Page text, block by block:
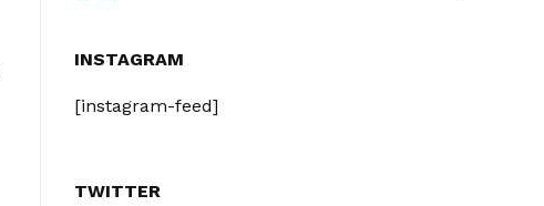
INSTAGRAM
[instagram-feed]
TWITTER